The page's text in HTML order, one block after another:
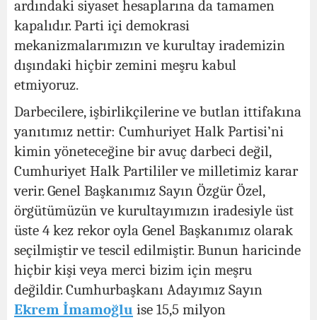
ardındaki siyaset hesaplarına da tamamen
kapalıdır. Parti içi demokrasi
mekanizmalarımızın ve kurultay irademizin
dışındaki hiçbir zemini meşru kabul
etmiyoruz.
Darbecilere, işbirlikçilerine ve butlan ittifakına
yanıtımız nettir: Cumhuriyet Halk Partisi’ni
kimin yöneteceğine bir avuç darbeci değil,
Cumhuriyet Halk Partililer ve milletimiz karar
verir. Genel Başkanımız Sayın Özgür Özel,
örgütümüzün ve kurultayımızın iradesiyle üst
üste 4 kez rekor oyla Genel Başkanımız olarak
seçilmiştir ve tescil edilmiştir. Bunun haricinde
hiçbir kişi veya merci bizim için meşru
değildir. Cumhurbaşkanı Adayımız Sayın
Ekrem İmamoğlu ise 15,5 milyon